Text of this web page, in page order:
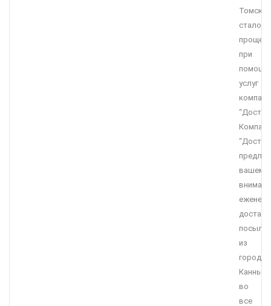
Томск
стало
проще
при
помощи
услуг
вашему
из
города
Канны
во
все